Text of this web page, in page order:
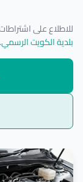
للاطلاع على
بلدية الكويت الرسمي.